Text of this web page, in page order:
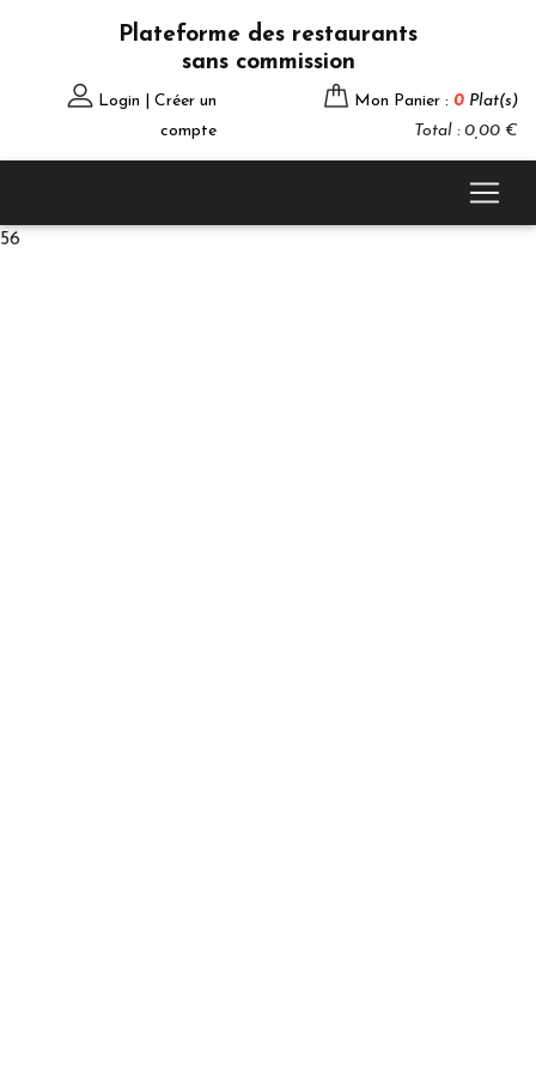
Plateforme des restaurants
sans commission
Login | Créer un
compte
Mon Panier : 0 Plat(s)
Total : 0,00 €
56